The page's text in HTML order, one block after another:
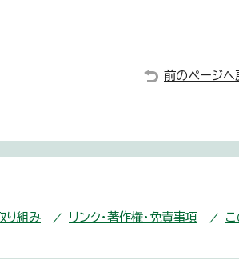
前のページへ
り組み リンク・著作権・免責事項